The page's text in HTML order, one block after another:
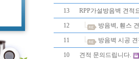
13 RPP가설방음벽 견적
12 방음벽, 휀스
11 방음벽 시공
10 견적 문의드립니다.